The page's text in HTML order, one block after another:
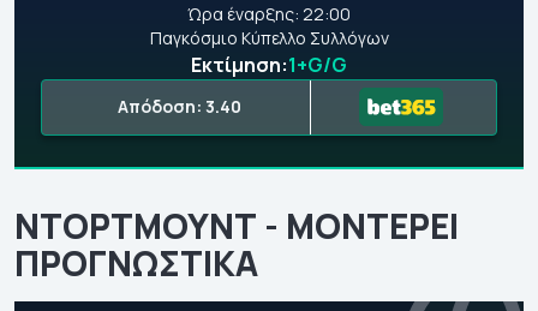
Ώρα έναρξης: 22:00
Παγκόσμιο Κύπελλο Συλλόγων
Εκτίμηση:1+G/G
Απόδοση: 3.40
ΝΤΟΡΤΜΟΥΝΤ - ΜΟΝΤΕΡΕΙ
ΠΡΟΓΝΩΣΤΙΚΑ